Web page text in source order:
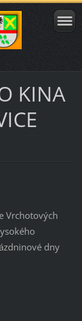
KINA
Vrchotových
dny